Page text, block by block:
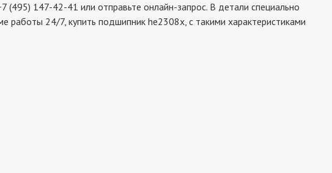
147-42-41 или отправьте онлайн-запрос. В детали специально
работы 24/7, купить подшипник he2308x, с такими характеристиками